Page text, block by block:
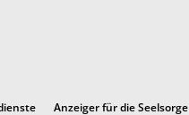
Anzeiger für die Seelsorge